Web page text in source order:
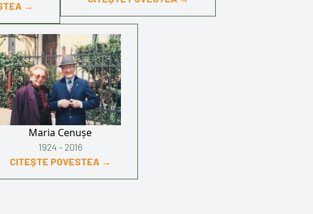
→
Maria Cenușe
1924 - 2016
CITEȘTE POVESTEA →